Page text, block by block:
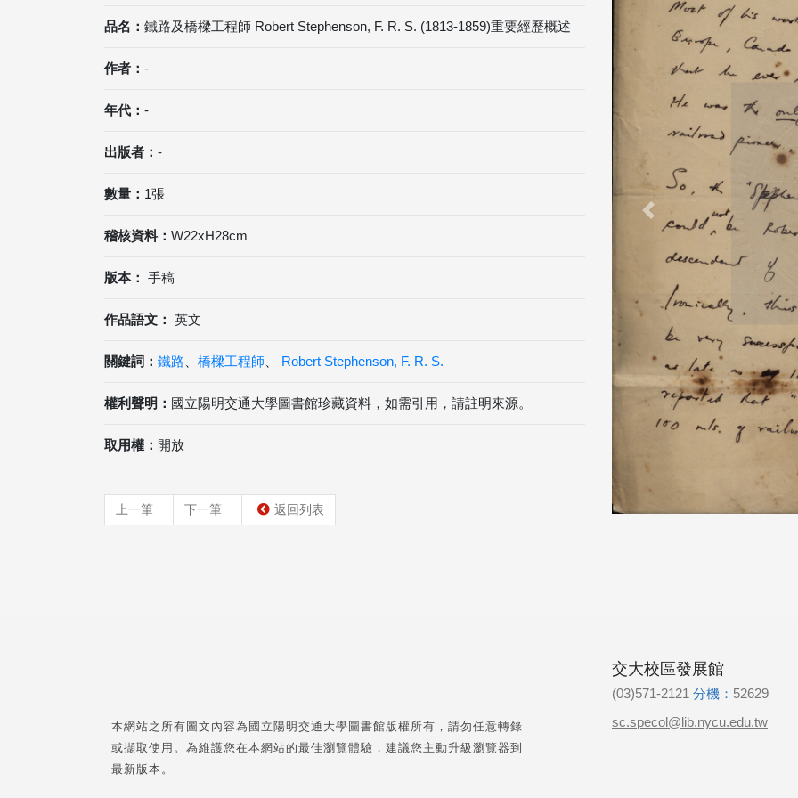
品名： 鐵路及橋樑工程師 Robert Stephenson, F. R. S. (1813-1859)重要經歷概述
作者： -
年代： -
出版者： -
數量： 1張
稽核資料： W22xH28cm
版本： 手稿
作品語文： 英文
關鍵詞： 鐵路 橋樑工程師 Robert Stephenson, F. R. S.
權利聲明： 國立陽明交通大學圖書館珍藏資料，如需引用，請註明來源。
取用權： 開放
上一筆 下一筆 返回列表
Previous
本網站之所有圖文內容為國立陽明交通大學圖書館版權所有，請勿任意轉錄
或擷取使用。為維護您在本網站的最佳瀏覽體驗，建議您主動升級瀏覽器到
最新版本。
交大校區發展館
(03)571-2121 分機： 52629
sc.specol@lib.nycu.edu.tw